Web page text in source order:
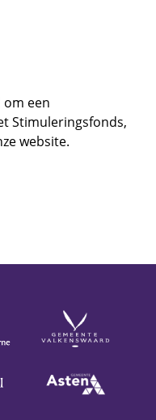
om een
Stimuleringsfonds,
website.